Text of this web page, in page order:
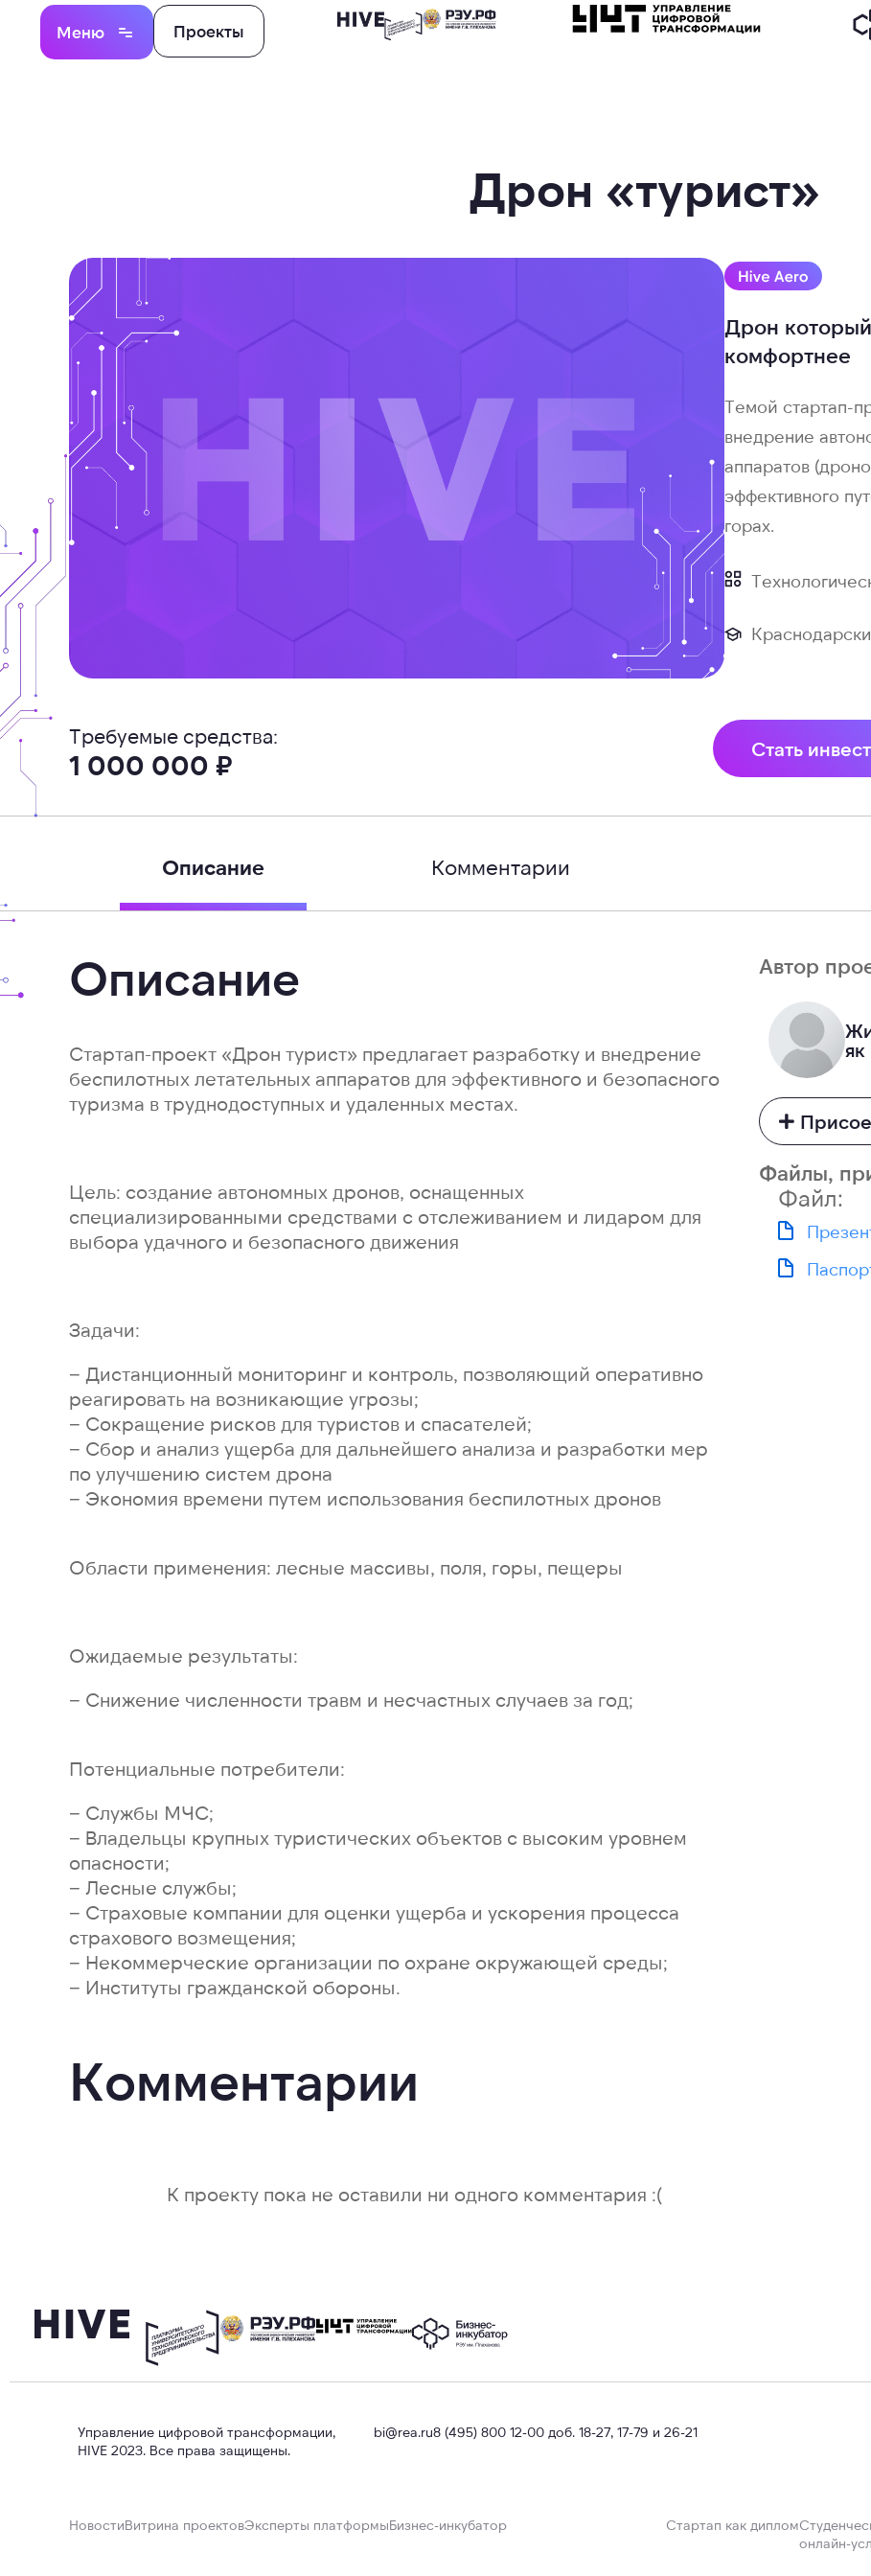
Меню Проекты
Дрон «турист»
Дрон
комфортнее
Темой стартап-
внедрение
аппаратов
эффективного
горах.
Требуемые средства:
1 000 000 ₽ Стать
Описание Комментарии
Описание
Стартап-проект «Дрон турист» предлагает разработку и внедрение
беспилотных летательных аппаратов для эффективного и безопасного
туризма в труднодоступных и удаленных местах.
Цель: создание автономных дронов, оснащенных
специализированными средствами с отслеживанием и лидаром для
выбора удачного и безопасного движения
Задачи:
− Дистанционный мониторинг и контроль, позволяющий оперативно
реагировать на возникающие угрозы;
− Сокращение рисков для туристов и спасателей;
− Сбор и анализ ущерба для дальнейшего анализа и разработки мер
по улучшению систем дрона
− Экономия времени путем использования беспилотных дронов
Области применения: лесные массивы, поля, горы, пещеры
Ожидаемые результаты:
− Снижение численности травм и несчастных случаев за год;
Потенциальные потребители:
− Службы МЧС;
− Владельцы крупных туристических объектов с высоким уровнем
опасности;
− Лесные службы;
− Страховые компании для оценки ущерба и ускорения процесса
страхового возмещения;
− Некоммерческие организации по охране окружающей среды;
− Институты гражданской обороны.
Автор
як
Файлы,
Файл:
Комментарии
К проекту пока не оставили ни одного комментария :(
Управление цифровой трансформации,
HIVE 2023. Все права защищены.
bi@rea.ru8 (495) 800 12-00 доб. 18-27, 17-79 и 26-21
НовостиВитрина проектовЭксперты платформыБизнес-инкубатор Стартап как диплом
онлайн-